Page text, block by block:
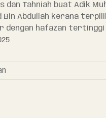
dan Tahniah buat Adik
Bin Abdullah kerana
dengan hafazan tertinggi